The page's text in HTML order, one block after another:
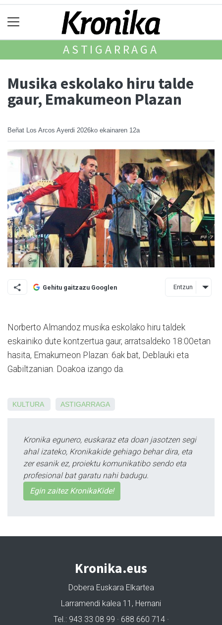
ASTIGARRAGA
Musika eskolako hiru talde
gaur, Emakumeon Plazan
Beñat Los Arcos Ayerdi 2026ko ekainaren 12a
Gehitu gaitzazu Googlen Entzun
Norberto Almandoz musika eskolako hiru taldek
eskainiko dute kontzertua gaur, arratsaldeko 18:00etan
hasita, Emakumeon Plazan: 6ak bat, Deblauki eta
Gabiltzanian. Doakoa izango da.
KULTURA ASTIGARRAGA
Kronika egunero, euskaraz eta doan jasotzen segi
ahal izateko, Kronikakide gehiago behar dira, eta
zer esanik ez, proiektu komunikatibo sendo eta
profesional bat garatu nahi badugu.
Egin zaitez KronikaKide!
Kronika.eus
Dobera Euskara Elkartea
Larramendi kalea 11, Hernani
Tel.: 943 33 08 99 · 688 660 714 ·